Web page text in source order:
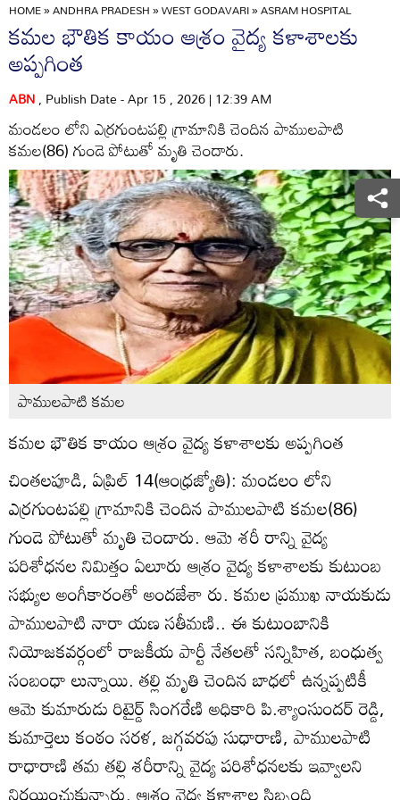
HOME»ANDHRA PRADESH»WEST GODAVARI»ASRAM HOSPITAL
కమల భౌతిక కాయం ఆశ్రం వైద్య కళాశాలకు
అప్పగింత
ABN, Publish Date - Apr 15 , 2026 | 12:39 AM
మండలం లోని ఎర్రగుంటపల్లి గ్రామానికి చెందిన పాములపాటి
కమల(86) గుండె పోటుతో మృతి చెందారు.
పాములపాటి కమల
కమల భౌతిక కాయం ఆశ్రం వైద్య కళాశాలకు అప్పగింత
చింతలపూడి, ఏప్రిల్‌ 14(ఆంధ్రజ్యోతి): మండలం లోని
ఎర్రగుంటపల్లి గ్రామానికి చెందిన పాములపాటి కమల(86)
గుండె పోటుతో మృతి చెందారు. ఆమె శరీ రాన్ని వైద్య
పరిశోధనల నిమిత్తం ఏలూరు ఆశ్రం వైద్య కళాశాలకు కుటుంబ
సభ్యుల అంగీకారంతో అందజేశా రు. కమల ప్రముఖ నాయకుడు
పాములపాటి నారా యణ సతీమణి.. ఈ కుటుంబానికి
నియోజకవర్గంలో రాజకీయ పార్టీ నేతలతో సన్నిహిత, బంధుత్వ
సంబంధా లున్నాయి. తల్లి మృతి చెందిన బాధలో ఉన్నప్పటికీ
ఆమె కుమారుడు రిటైర్డ్‌ సింగరేణి అధికారి పి.శ్యాంసుందర్‌ రెడ్డి,
కుమార్తెలు కంఠం సరళ, జగ్గవరపు సుధారాణి, పాములపాటి
రాధారాణి తమ తల్లి శరీరాన్ని వైద్య పరిశోధనలకు ఇవ్వాలని